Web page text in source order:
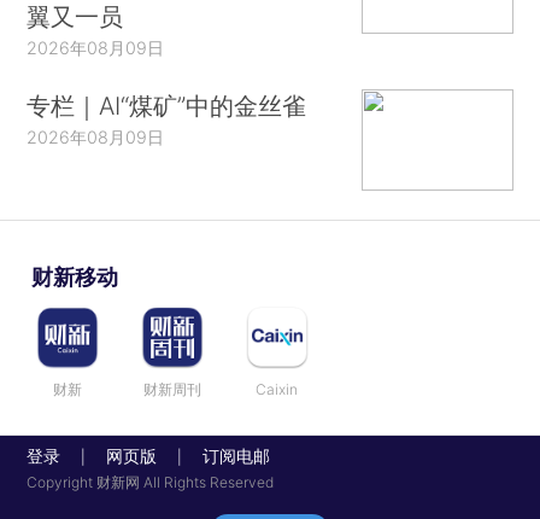
翼又一员
2026年08月09日
专栏｜AI“煤矿”中的金丝雀
2026年08月09日
财新移动
财新 财新周刊 Caixin
登录 网页版 订阅电邮
Copyright 财新网 All Rights Reserved